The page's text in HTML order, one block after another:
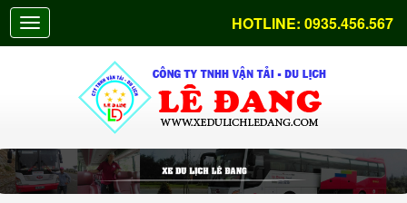
HOTLINE: 0935.456.567